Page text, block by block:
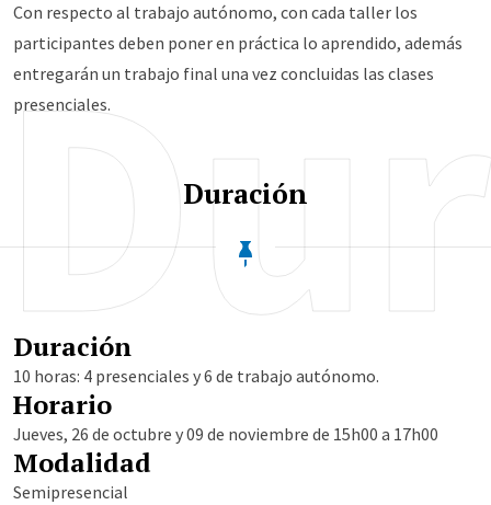
Con respecto al trabajo autónomo, con cada taller los
participantes deben poner en práctica lo aprendido, además
entregarán un trabajo final una vez concluidas las clases
presenciales.
Duración
Duración
10 horas: 4 presenciales y 6 de trabajo autónomo.
Horario
Jueves, 26 de octubre y 09 de noviembre de 15h00 a 17h00
Modalidad
Semipresencial